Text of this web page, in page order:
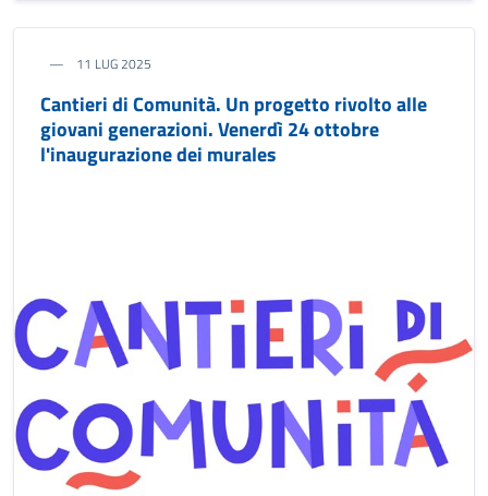
11 LUG 2025
Cantieri di Comunità. Un progetto rivolto alle
giovani generazioni. Venerdì 24 ottobre
l'inaugurazione dei murales